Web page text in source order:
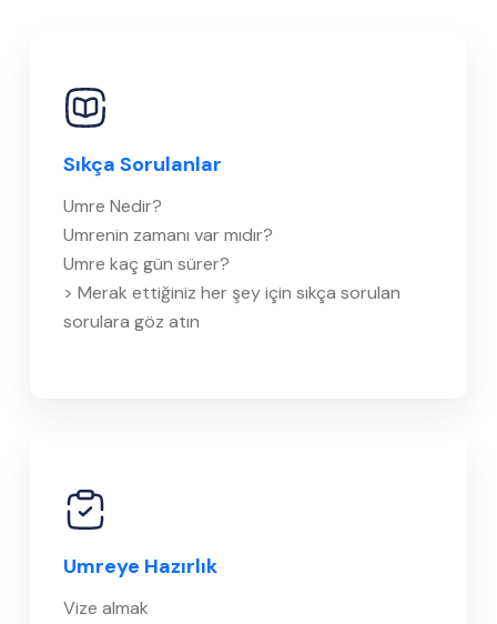
Sıkça Sorulanlar
Umre Nedir?
Umrenin zamanı var mıdır?
Umre kaç gün sürer?
> Merak ettiğiniz her şey için sıkça sorulan
sorulara göz atın
Umreye Hazırlık
Vize almak